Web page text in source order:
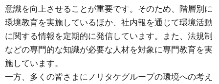
意識を向上させることが重要です。そのため、階層別に
環境教育を実施しているほか、社内報を通じて環境活動
に関する情報を定期的に発信しています。また、法規制
などの専門的な知識が必要な人材を対象に専門教育を実
施しています。
一方、多くの皆さまにノリタケグループの環境への考え